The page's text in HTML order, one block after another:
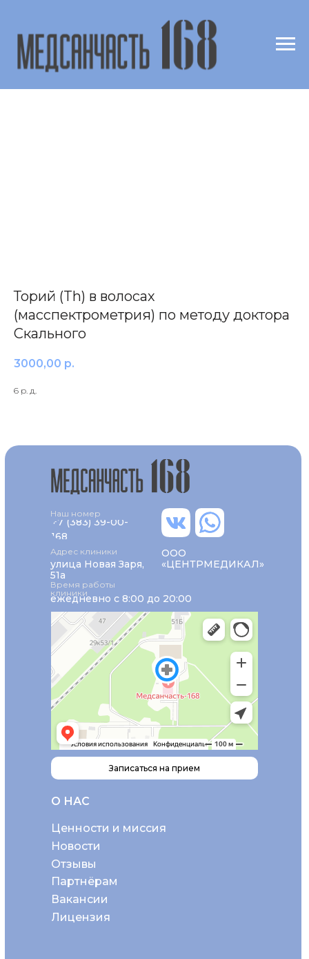
Торий (Th) в волосах
(масспектрометрия) по методу доктора
Скального
3000,00 р.
6 р. д.
О НАС
Ценности и миссия
Новости
+7 (383) 39-00-
168
Отзывы
Партнёрам
Вакансии
Лицензия
Наш номер
ежедневно с 8:00 до 20:00
Время работы
клиники
Адрес клиники
улица Новая Заря,
51а
ООО
«ЦЕНТРМЕДИКАЛ»
Записаться на прием